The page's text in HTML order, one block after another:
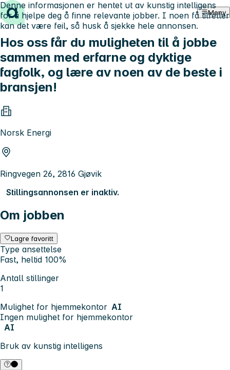
Hopp til innhold Meny
Hos oss får du muligheten til å jobbe
sammen med erfarne og dyktige
fagfolk, og lære av noen av de beste i
bransjen!
Norsk Energi
Ringvegen 26, 2816 Gjøvik
Stillingsannonsen er inaktiv.
Om jobben
Lagre favoritt
Type ansettelse
Fast, heltid 100%
Antall stillinger
1
Mulighet for hjemmekontor AI
Ingen mulighet for hjemmekontor
AI
Bruk av kunstig intelligens
Denne informasjonen er hentet ut av kunstig intelligens
for å hjelpe deg å finne relevante jobber. I noen få tilfeller
kan det være feil, så husk å sjekke hele annonsen.